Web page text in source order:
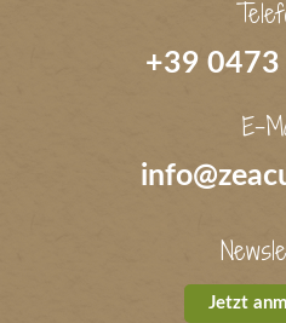
+39
E-
Jetzt